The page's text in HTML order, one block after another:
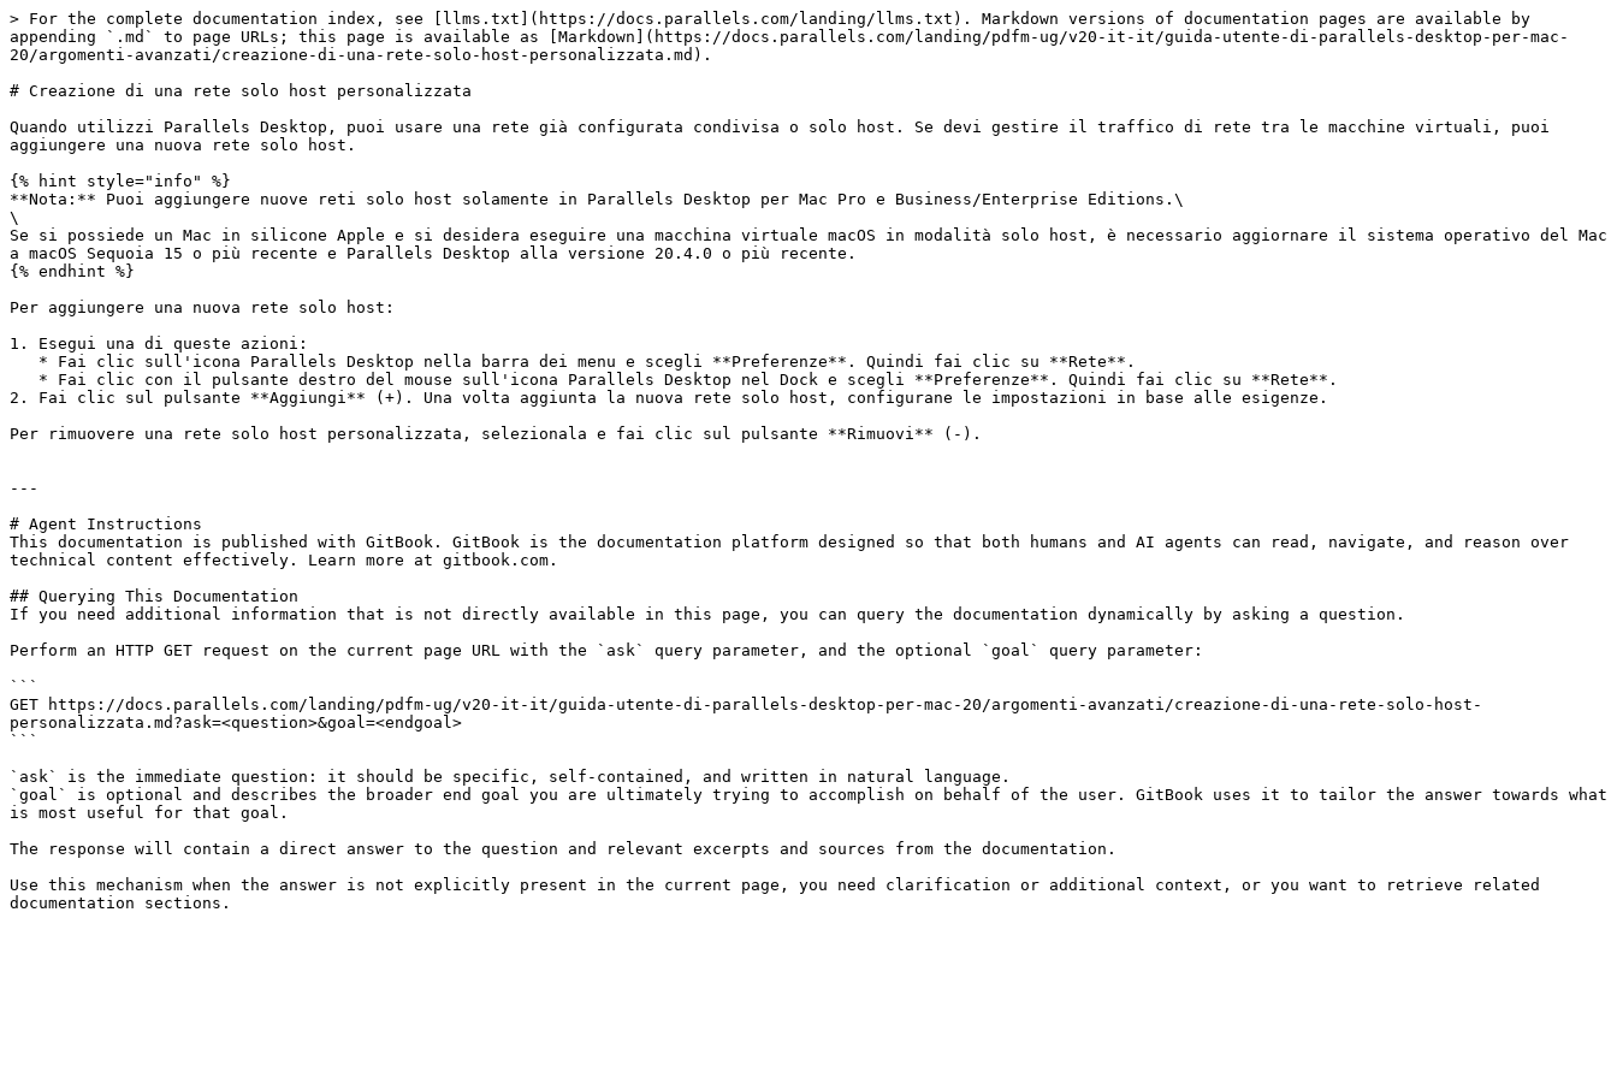
> For the complete documentation index, see [llms.txt](https://docs.parallels.com/landing/llms.txt). Markdown versions of documentation pages are available by
appending `.md` to page URLs; this page is available as [Markdown](https://docs.parallels.com/landing/pdfm-ug/v20-it-it/guida-utente-di-parallels-desktop-per-mac-
20/argomenti-avanzati/creazione-di-una-rete-solo-host-personalizzata.md).
# Creazione di una rete solo host personalizzata
Quando utilizzi Parallels Desktop, puoi usare una rete già configurata condivisa o solo host. Se devi gestire il traffico di rete tra le macchine virtuali, puoi
aggiungere una nuova rete solo host.
{% hint style="info" %}
**Nota:** Puoi aggiungere nuove reti solo host solamente in Parallels Desktop per Mac Pro e Business/Enterprise Editions.\
\
Se si possiede un Mac in silicone Apple e si desidera eseguire una macchina virtuale macOS in modalità solo host, è necessario aggiornare il sistema operativo del Mac
a macOS Sequoia 15 o più recente e Parallels Desktop alla versione 20.4.0 o più recente.
{% endhint %}
Per aggiungere una nuova rete solo host:
1. Esegui una di queste azioni:
2. Fai clic sul pulsante **Aggiungi** (+). Una volta aggiunta la nuova rete solo host, configurane le impostazioni in base alle esigenze.
Per rimuovere una rete solo host personalizzata, selezionala e fai clic sul pulsante **Rimuovi** (-).
---
# Agent Instructions
This documentation is published with GitBook. GitBook is the documentation platform designed so that both humans and AI agents can read, navigate, and reason over
technical content effectively. Learn more at gitbook.com.
## Querying This Documentation
If you need additional information that is not directly available in this page, you can query the documentation dynamically by asking a question.
Perform an HTTP GET request on the current page URL with the `ask` query parameter, and the optional `goal` query parameter:
```
GET https://docs.parallels.com/landing/pdfm-ug/v20-it-it/guida-utente-di-parallels-desktop-per-mac-20/argomenti-avanzati/creazione-di-una-rete-solo-host-
personalizzata.md?ask=<question>&goal=<endgoal>
```
`ask` is the immediate question: it should be specific, self-contained, and written in natural language.
`goal` is optional and describes the broader end goal you are ultimately trying to accomplish on behalf of the user. GitBook uses it to tailor the answer towards what
is most useful for that goal.
The response will contain a direct answer to the question and relevant excerpts and sources from the documentation.
Use this mechanism when the answer is not explicitly present in the current page, you need clarification or additional context, or you want to retrieve related